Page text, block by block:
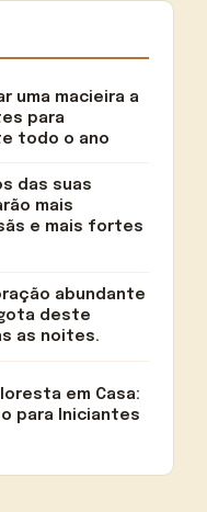
uma macieira a
para
todo o ano
das suas
mais
e mais fortes
abundante
deste
as noites.
em Casa:
para Iniciantes